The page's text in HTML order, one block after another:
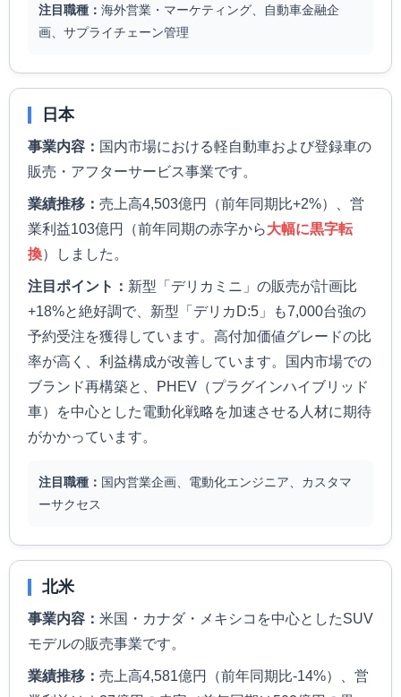
注目職種： 海外営業・マーケティング、自動車金融企
画、サプライチェーン管理
日本
事業内容： 国内市場における軽自動車および登録車の
販売・アフターサービス事業です。
業績推移： 売上高4,503億円（前年同期比+2%）、営
業利益103億円（前年同期の赤字から大幅に黒字転
換）しました。
注目ポイント： 新型「デリカミニ」の販売が計画比
+18%と絶好調で、新型「デリカD:5」も7,000台強の
予約受注を獲得しています。高付加価値グレードの比
率が高く、利益構成が改善しています。国内市場での
ブランド再構築と、PHEV（プラグインハイブリッド
車）を中心とした電動化戦略を加速させる人材に期待
がかかっています。
注目職種： 国内営業企画、電動化エンジニア、カスタマ
ーサクセス
北米
事業内容： 米国・カナダ・メキシコを中心としたSUV
モデルの販売事業です。
業績推移： 売上高4,581億円（前年同期比-14%）、営